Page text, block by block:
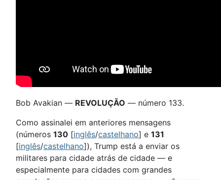
Bob Avakian — REVOLUÇÃO — número 133.
Como assinalei em anteriores mensagens
(números 130 [inglês/castelhano] e 131
[inglês/castelhano]), Trump está a enviar os
militares para cidade atrás de cidade — e
especialmente para cidades com grandes